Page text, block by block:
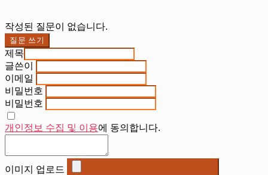
작성된 질문이 없습니다.
질문 쓰기
제목
글쓴이
이메일
비밀번호
비밀번호
개인정보 수집 및 이용에 동의합니다.
이미지 업로드